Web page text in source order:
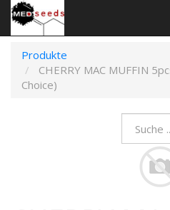
Produkte
CHERRY MAC MUFFIN
Choice)